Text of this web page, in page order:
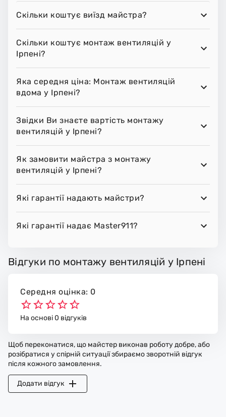
Скільки коштує виїзд майстра?
Скільки коштує монтаж вентиляцій у
Ірпені?
Яка середня ціна: Монтаж вентиляцій
вдома у Ірпені?
Звідки Ви знаєте вартість монтажу
вентиляцій у Ірпені?
Як замовити майстра з монтажу
вентиляцій у Ірпені?
Які гарантії надають майстри?
Які гарантії надає Master911?
Відгуки по монтажу вентиляцій у Ірпені
Середня оцінка: 0
На основі 0 відгуків
Щоб переконатися, що майстер виконав роботу добре, або
розібратися у спірній ситуації збираємо зворотній відгук
після кожного замовлення.
Додати відгук